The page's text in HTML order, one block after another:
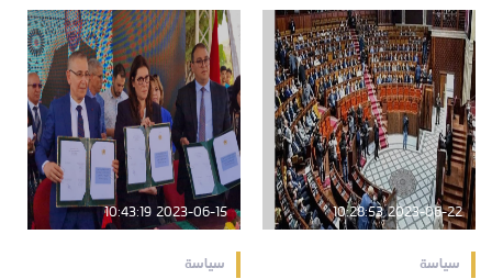
2023-06-22 10:28:53
سياسة
2023-06-15 10:43:19
سياسة